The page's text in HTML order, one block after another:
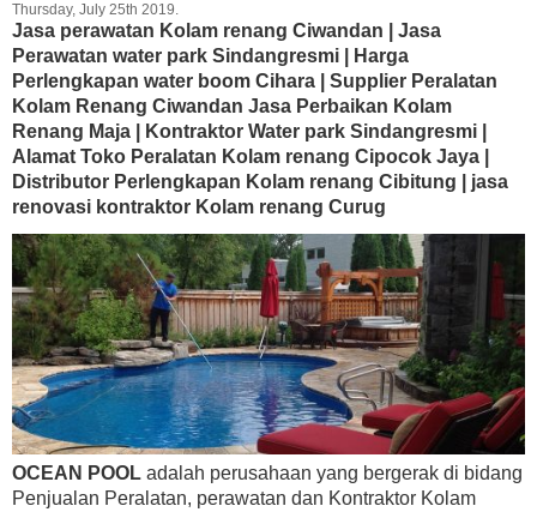
Thursday, July 25th 2019.
Jasa perawatan Kolam renang Ciwandan | Jasa
Perawatan water park Sindangresmi | Harga
Perlengkapan water boom Cihara | Supplier Peralatan
Kolam Renang Ciwandan Jasa Perbaikan Kolam
Renang Maja | Kontraktor Water park Sindangresmi |
Alamat Toko Peralatan Kolam renang Cipocok Jaya |
Distributor Perlengkapan Kolam renang Cibitung | jasa
renovasi kontraktor Kolam renang Curug
OCEAN POOL adalah perusahaan yang bergerak di bidang
Penjualan Peralatan, perawatan dan Kontraktor Kolam